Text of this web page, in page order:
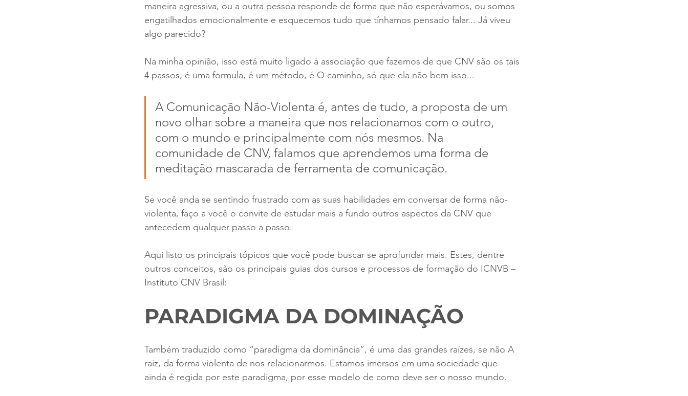
maneira agressiva, ou a outra pessoa responde de forma que não esperávamos, ou somos
engatilhados emocionalmente e esquecemos tudo que tínhamos pensado falar... Já viveu
algo parecido?
Na minha opinião, isso está muito ligado à associação que fazemos de que CNV são os tais
4 passos, é uma formula, é um método, é O caminho, só que ela não bem isso...
A Comunicação Não-Violenta é, antes de tudo, a proposta de um
novo olhar sobre a maneira que nos relacionamos com o outro,
com o mundo e principalmente com nós mesmos. Na
comunidade de CNV, falamos que aprendemos uma forma de
meditação mascarada de ferramenta de comunicação.
Se você anda se sentindo frustrado com as suas habilidades em conversar de forma não-
violenta, faço a você o convite de estudar mais a fundo outros aspectos da CNV que
antecedem qualquer passo a passo.
Aqui listo os principais tópicos que você pode buscar se aprofundar mais. Estes, dentre
outros conceitos, são os principais guias dos cursos e processos de formação do ICNVB –
Instituto CNV Brasil:
PARADIGMA DA DOMINAÇÃO
Também traduzido como “paradigma da dominância”, é uma das grandes raízes, se não A
raiz, da forma violenta de nos relacionarmos. Estamos imersos em uma sociedade que
ainda é regida por este paradigma, por esse modelo de como deve ser o nosso mundo.